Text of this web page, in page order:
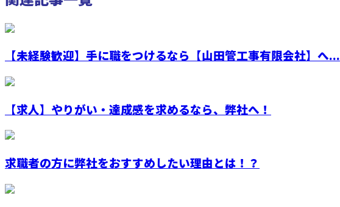
【未経験歓迎】手に職をつけるなら【山田管工事有限会社】へ...
【求人】やりがい・達成感を求めるなら、弊社へ！
求職者の方に弊社をおすすめしたい理由とは！？